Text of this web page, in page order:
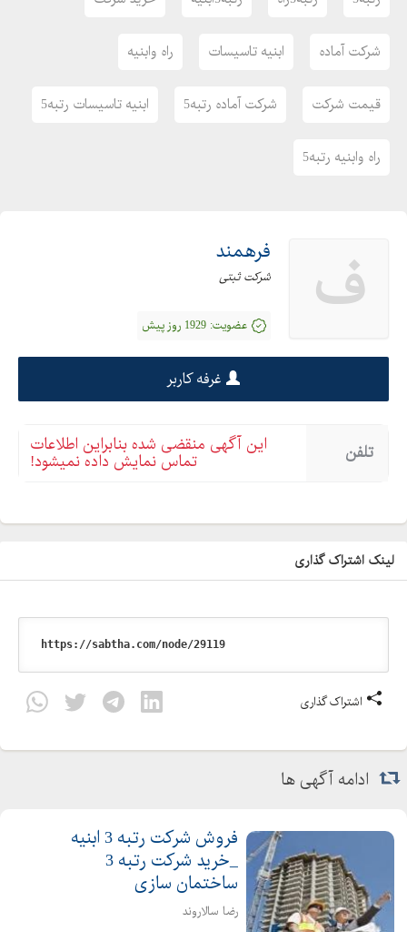
شرکت آماده ابنیه تاسیسات راه وابنیه
قیمت شرکت شرکت آماده رتبه5 ابنیه تاسیسات رتبه5
راه وابنیه رتبه5
ف فرهمند
شرکت ثبتی
عضویت: 1929 روز پیش
غرفه کاربر
تلفن این آگهی منقضی شده بنابراین اطلاعات
تماس نمایش داده نمیشود!
لینک اشتراک گذاری
اشتراک گذاری
ادامه آگهی ها
فروش شرکت رتبه 3 ابنیه
_خرید شرکت رتبه 3
ساختمان سازی
رضا سالاروند